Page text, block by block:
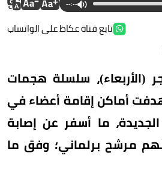
--:--
تابع قناة عكاظ على الواتساب
(الأربعاء)، سلسلة هجمات
أماكن إقامة أعضاء في
ما أسفر عن إصابة
مرشح برلماني؛ وفق ما